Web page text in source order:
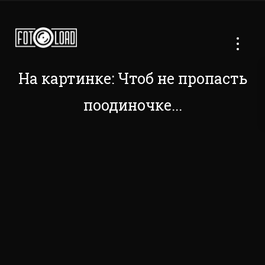
На картинке: Чтоб не пропасть
поодиночке...